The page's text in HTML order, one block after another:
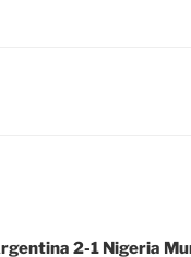
2-1 Nigeria